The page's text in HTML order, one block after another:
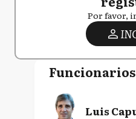
Por favor,
Luis